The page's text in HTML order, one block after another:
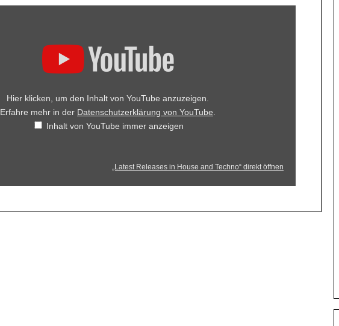
Hier klicken, um den Inhalt von YouTube anzuzeigen.
Erfahre mehr in der Datenschutzerklärung von YouTube
Inhalt von YouTube immer anzeigen
„Latest Releases in House and Techno“ direkt öffnen